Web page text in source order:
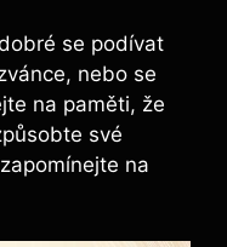
se podívat
nebo se
na paměti, že
své
na